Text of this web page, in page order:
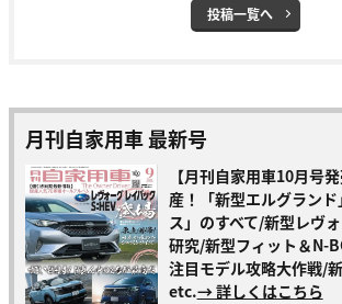
投稿一覧へ
月刊自家用車 最新号
【月刊自家用車10月号
産！「新型エルグラン
ス」のすべて/新型レヴ
研究/新型フィット＆N-
注目モデル攻略大作戦/
etc.→ 詳しくはこちら